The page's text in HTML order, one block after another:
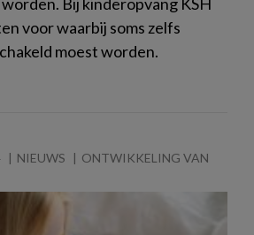
voor waarbij soms zelfs
moest worden.
NIEUWS
ONTWIKKELING VAN